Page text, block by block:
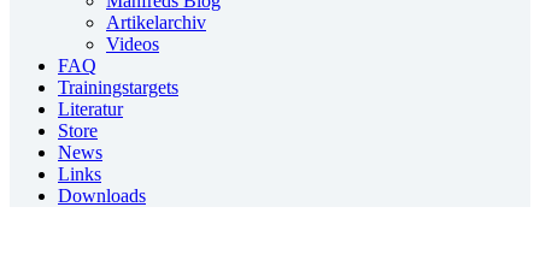
Artikelarchiv
Videos
FAQ
Trainingstargets
Literatur
Store
News
Links
Downloads